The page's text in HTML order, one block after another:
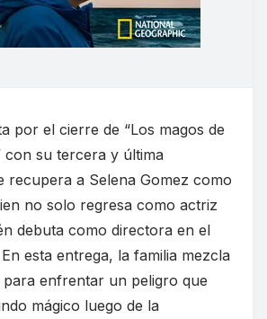
por el cierre de “Los magos de
con su tercera y última
recupera a Selena Gomez como
no solo regresa como actriz
debuta como directora en el
esta entrega, la familia mezcla
para enfrentar un peligro que
mágico luego de la